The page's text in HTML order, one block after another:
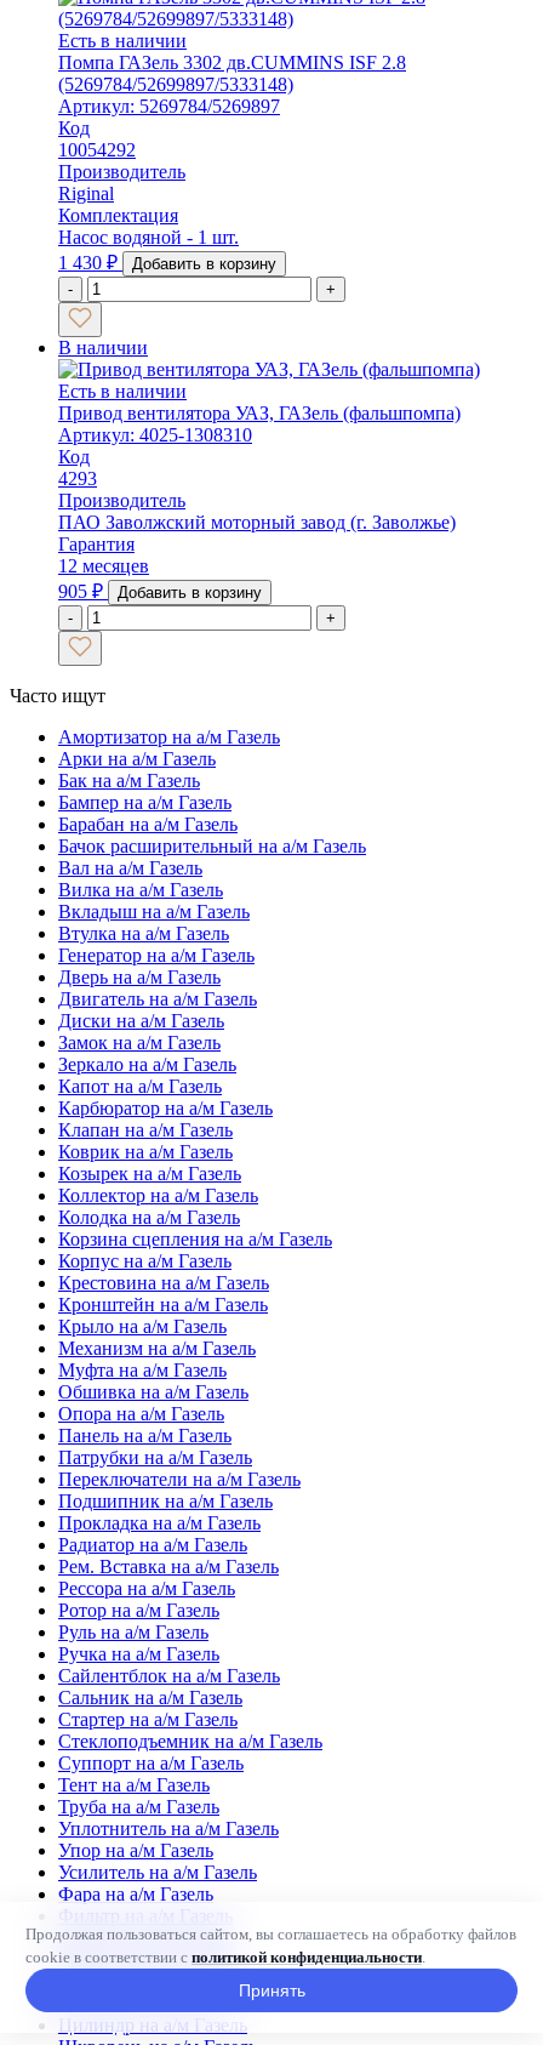
Есть в наличии
Помпа ГАЗель 3302 дв.CUMMINS ISF 2.8
(5269784/52699897/5333148)
Артикул: 5269784/5269897
Код
10054292
Производитель
Riginal
Комплектация
Насос водяной - 1 шт.
1 430 ₽
Добавить в корзину
-
+
В наличии
Есть в наличии
Привод вентилятора УАЗ, ГАЗель (фальшпомпа)
Артикул: 4025-1308310
Код
4293
Производитель
ПАО Заволжский моторный завод (г. Заволжье)
Гарантия
12 месяцев
905 ₽
Добавить в корзину
-
+
Часто ищут
Амортизатор на а/м Газель
Арки на а/м Газель
Бак на а/м Газель
Бампер на а/м Газель
Барабан на а/м Газель
Бачок расширительный на а/м Газель
Вал на а/м Газель
Вилка на а/м Газель
Вкладыш на а/м Газель
Втулка на а/м Газель
Генератор на а/м Газель
Дверь на а/м Газель
Двигатель на а/м Газель
Диски на а/м Газель
Замок на а/м Газель
Зеркало на а/м Газель
Капот на а/м Газель
Карбюратор на а/м Газель
Клапан на а/м Газель
Коврик на а/м Газель
Козырек на а/м Газель
Коллектор на а/м Газель
Колодка на а/м Газель
Корзина сцепления на а/м Газель
Корпус на а/м Газель
Крестовина на а/м Газель
Кронштейн на а/м Газель
Крыло на а/м Газель
Механизм на а/м Газель
Муфта на а/м Газель
Обшивка на а/м Газель
Опора на а/м Газель
Панель на а/м Газель
Патрубки на а/м Газель
Переключатели на а/м Газель
Подшипник на а/м Газель
Прокладка на а/м Газель
Радиатор на а/м Газель
Рем. Вставка на а/м Газель
Рессора на а/м Газель
Ротор на а/м Газель
Руль на а/м Газель
Ручка на а/м Газель
Сайлентблок на а/м Газель
Сальник на а/м Газель
Стартер на а/м Газель
Стеклоподъемник на а/м Газель
Суппорт на а/м Газель
Тент на а/м Газель
Труба на а/м Газель
Уплотнитель на а/м Газель
Упор на а/м Газель
Усилитель на а/м Газель
Фара на а/м Газель
Фильтр на а/м Газель
Фланец на а/м Газель
Фонарь на а/м Газель
Форсунка на а/м Газель
Цилиндр на а/м Газель
Продолжая пользоваться сайтом, вы соглашаетесь на обработку файлов
cookie в соответствии с политикой конфиденциальности.
Принять